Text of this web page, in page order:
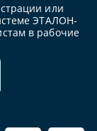
или
ЭТАЛОН-
в рабочие